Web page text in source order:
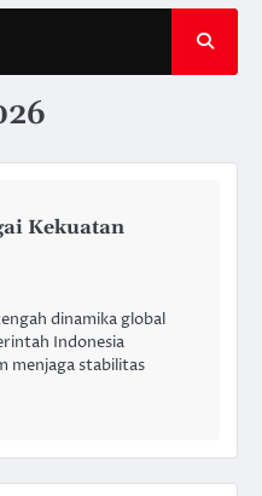
Kekuatan
dinamika global
Indonesia
menjaga stabilitas